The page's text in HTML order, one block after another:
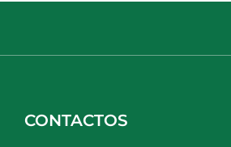
CONTACTOS